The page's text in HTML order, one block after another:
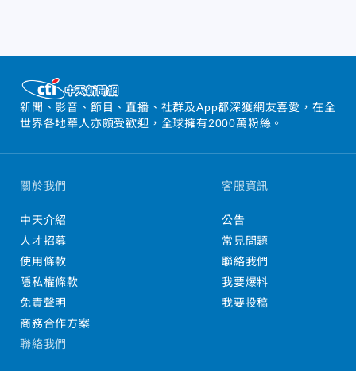
新聞、影音、節目、直播、社群及App都深獲網友喜愛，在全
世界各地華人亦頗受歡迎，全球擁有2000萬粉絲。
關於我們
中天介紹
人才招募
使用條款
隱私權條款
免責聲明
商務合作方案
客服資訊
公告
常見問題
聯絡我們
我要爆料
我要投稿
聯絡我們